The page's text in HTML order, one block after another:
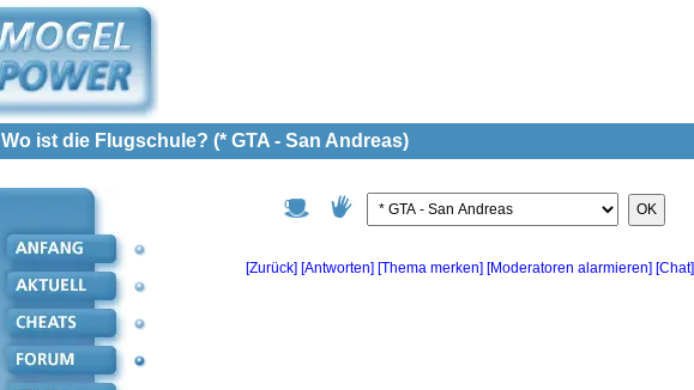
Wo ist die Flugschule? (* GTA - San Andreas)
OK
[Zurück] [Antworten] [Thema merken] [Moderatoren alarmieren] [Chat]